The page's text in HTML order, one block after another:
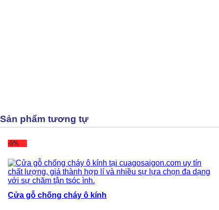
Sản phẩm tương tự
-5%
Cửa gỗ chống cháy ô kính